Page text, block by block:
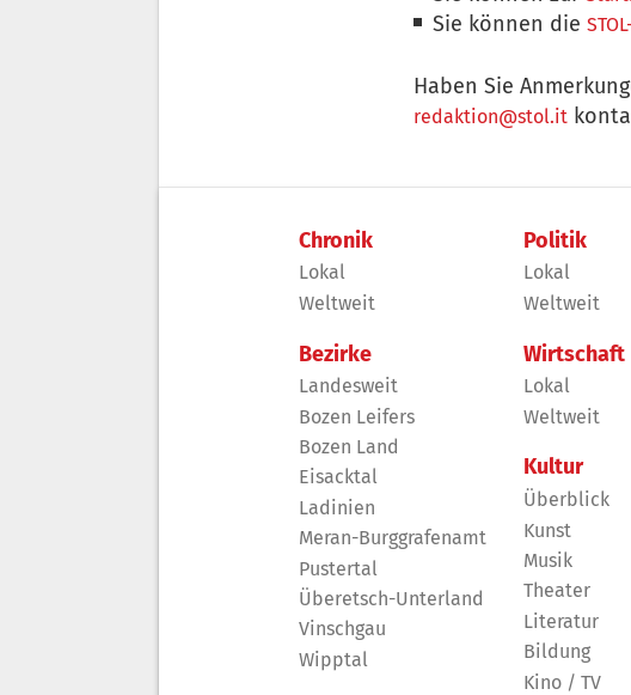
Sie können die
Haben Sie
redaktion@stol.it
Chronik
Lokal
Weltweit
Bezirke
Landesweit
Bozen Leifers
Bozen Land
Eisacktal
Ladinien
Meran-Burggrafenamt
Pustertal
Überetsch-Unterland
Vinschgau
Wipptal
Politik
Lokal
Weltweit
Wirtschaft
Lokal
Weltweit
Kultur
Überblick
Kunst
Musik
Theater
Literatur
Bildung
Kino / TV